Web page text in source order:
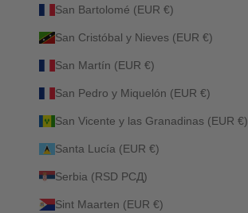
San Bartolomé (EUR €)
San Cristóbal y Nieves (EUR €)
San Martín (EUR €)
San Pedro y Miquelón (EUR €)
San Vicente y las Granadinas (EUR €)
Santa Lucía (EUR €)
Serbia (RSD РСД)
Sint Maarten (EUR €)